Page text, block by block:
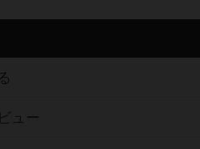
ュー